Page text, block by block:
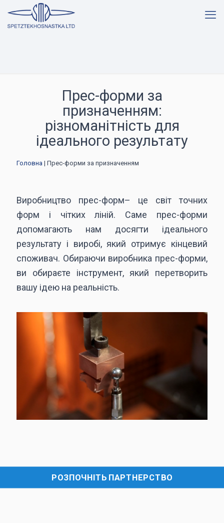
Прес-форми за
призначенням:
різноманітність для
ідеального результату
Головна | Прес-форми за призначенням
Виробництво прес-форм– це світ точних
форм і чітких ліній. Саме прес-форми
допомагають нам досягти ідеального
результату і виробі, який отримує кінцевий
споживач. Обираючи виробника прес-форми,
ви обираєте інструмент, який перетворить
вашу ідею на реальність.
РОЗПОЧНІТЬ ПАРТНЕРСТВО